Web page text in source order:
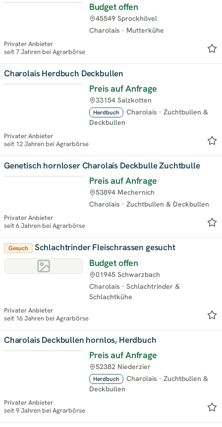
Budget offen
Charolais · Mutterkühe
45549 Sprockhövel
Privater Anbieter
seit 7 Jahren bei Agrarbörse
Charolais Herdbuch Deckbullen
Preis auf Anfrage
Herdbuch Charolais · Zuchtbullen &
Deckbullen
33154 Salzkotten
Privater Anbieter
seit 12 Jahren bei Agrarbörse
Genetisch hornloser Charolais Deckbulle Zuchtbulle
Preis auf Anfrage
Charolais · Zuchtbullen & Deckbullen
53894 Mechernich
Privater Anbieter
seit 6 Jahren bei Agrarbörse
Gesuch Schlachtrinder Fleischrassen gesucht
Budget offen
Charolais · Schlachtrinder &
Schlachtkühe
01945 Schwarzbach
Privater Anbieter
seit 16 Jahren bei Agrarbörse
Charolais Deckbullen hornlos, Herdbuch
Preis auf Anfrage
Herdbuch Charolais · Zuchtbullen &
Deckbullen
52382 Niederzier
Privater Anbieter
seit 9 Jahren bei Agrarbörse